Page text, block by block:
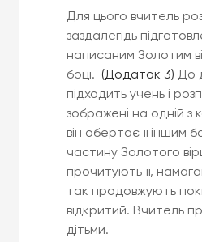
Для цього вчитель
заздалегідь
написаним Золотим
боці. (Додаток 3) До
підходить учень і
зображені на одній з
він обертає її іншим
частину Золотого
прочитують її,
так продовжують
відкритий. Вчитель
дітьми.